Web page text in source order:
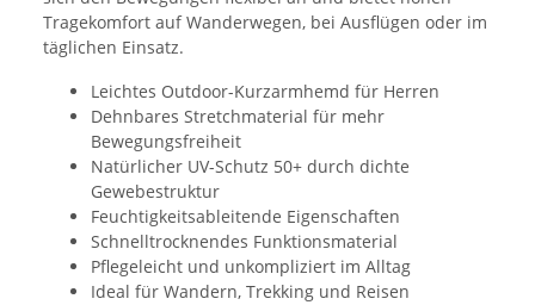
Tragekomfort auf Wanderwegen, bei Ausflügen oder im
täglichen Einsatz.
Leichtes Outdoor-Kurzarmhemd für Herren
Dehnbares Stretchmaterial für mehr
Bewegungsfreiheit
Natürlicher UV-Schutz 50+ durch dichte
Gewebestruktur
Feuchtigkeitsableitende Eigenschaften
Schnelltrocknendes Funktionsmaterial
Pflegeleicht und unkompliziert im Alltag
Ideal für Wandern, Trekking und Reisen